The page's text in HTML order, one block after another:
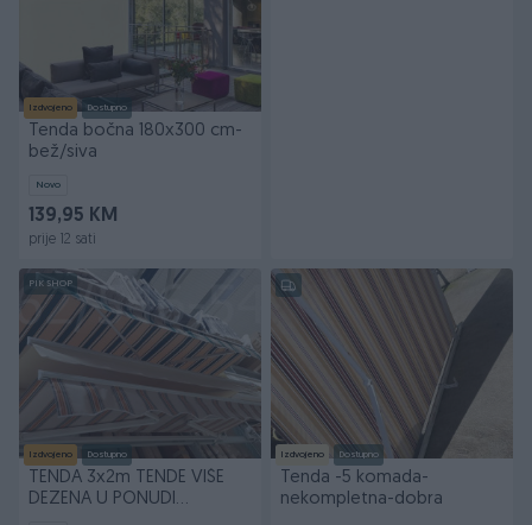
Izdvojeno Dostupno
Tenda bočna 180x300 cm-
bež/siva
Novo
139,95 KM
prije 12 sati
PIK SHOP
Izdvojeno Dostupno
TENDA 3x2m TENDE VIŠE
DEZENA U PONUDI
Izdvojeno Dostupno
Tenda -5 komada-
nekompletna-dobra